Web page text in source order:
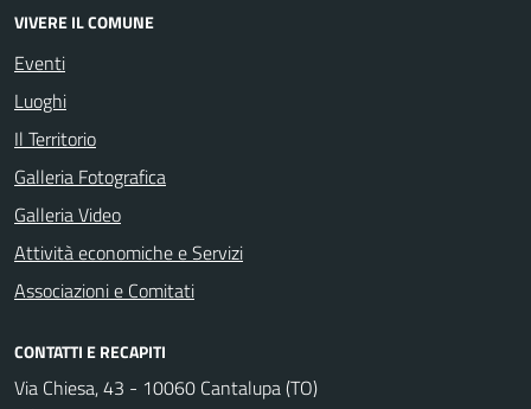
VIVERE IL COMUNE
Eventi
Luoghi
Il Territorio
Galleria Fotografica
Galleria Video
Attività economiche e Servizi
Associazioni e Comitati
CONTATTI E RECAPITI
Via Chiesa, 43 - 10060 Cantalupa (TO)